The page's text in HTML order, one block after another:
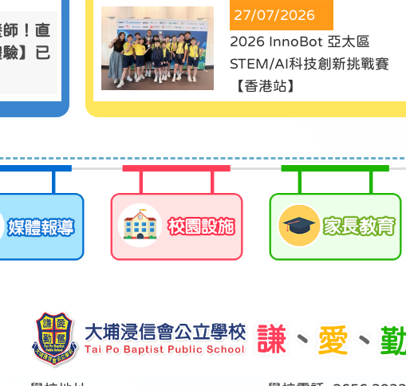
師！直
】已
AI
相片
27/07/2026
2026 InnoBot 亞太區
STEM/AI科技創新挑戰賽
【香港站】
「親子魔術」工作坊
22/07/2026
【小一出動！直擊大埔消防
18/07/2026
【小小廚神大冒險！小一小
二 Pizza Hut 體驗之旅】